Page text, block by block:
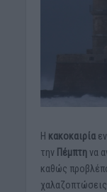
Η κακοκαιρία
την Πέμπτηνα
καθώς